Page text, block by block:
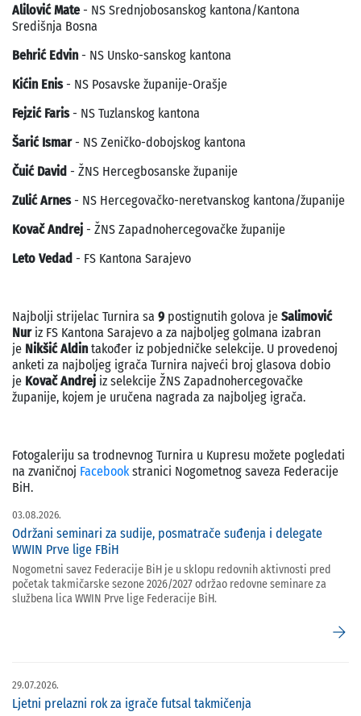
Alilović Mate- NS Srednjobosanskog kantona/Kantona
Središnja Bosna
Behrić Edvin - NS Unsko-sanskog kantona
Kićin Enis- NS Posavske županije-Orašje
Fejzić Faris- NS Tuzlanskog kantona
Šarić Ismar- NS Zeničko-dobojskog kantona
Čuić David - ŽNS Hercegbosanske županije
Zulić Arnes- NS Hercegovačko-neretvanskog kantona/županije
Kovač Andrej - ŽNS Zapadnohercegovačke županije
Leto Vedad - FS Kantona Sarajevo
Najbolji strijelac Turnira sa 9 postignutih golova je Salimović
Nuriz FS Kantona Sarajevo a za najboljeg golmana izabran
je Nikšić Aldin također iz pobjedničke selekcije. U provedenoj
anketi za najboljeg igrača Turnira najveći broj glasova dobio
je Kovač Andrej iz selekcije ŽNS Zapadnohercegovačke
županije, kojem je uručena nagrada za najboljeg igrača.
Fotogaleriju sa trodnevnog Turnira u Kupresu možete pogledati
na zvaničnoj Facebookstranici Nogometnog saveza Federacije
BiH.
03.08.2026.
Održani seminari za sudije, posmatrače suđenja i delegate
WWIN Prve lige FBiH
Nogometni savez Federacije BiH je u sklopu redovnih aktivnosti pred
početak takmičarske sezone 2026/2027 održao redovne seminare za
službena lica WWIN Prve lige Federacije BiH.
arrow_forward
29.07.2026.
Ljetni prelazni rok za igrače futsal takmičenja